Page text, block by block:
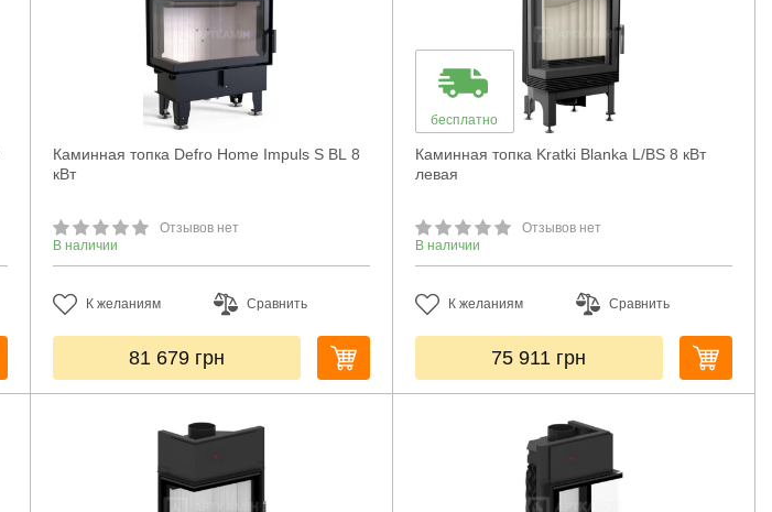
Каминная топка Defro Home Impuls S BL 8
кВт
Отзывов нет
В наличии
К желаниям Сравнить
81 679 грн
бесплатно
Каминная топка Kratki Blanka L/BS 8 кВт
левая
Отзывов нет
В наличии
К желаниям Сравнить
75 911 грн